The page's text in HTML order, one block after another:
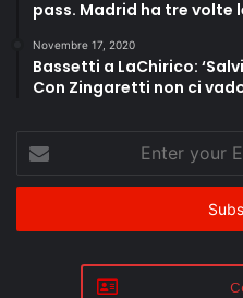
pass. Madrid ha tre volte
Novembre 17, 2020
Bassetti a LaChirico:
Con Zingaretti non ci
your
Email